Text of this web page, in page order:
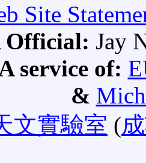
Site
Official: Jay
service of:
&
文實驗室 (